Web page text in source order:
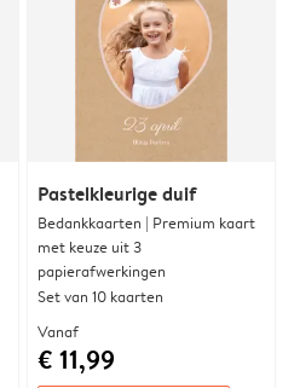
Pastelkleurige duif
Bedankkaarten | Premium kaart
met keuze uit 3
papierafwerkingen
Set van 10 kaarten
Vanaf
€ 11,99